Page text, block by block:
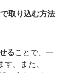
取り込む方法
ることで、一
。また、